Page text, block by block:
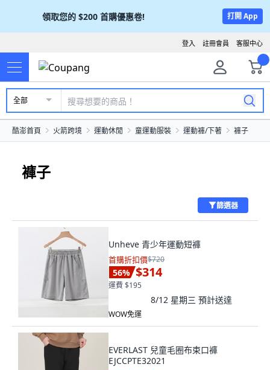
領取您的 $200 首購優惠卷! 打開 App
客服中心
註冊會員
登入
全部
酷澎首頁 火箭跨境 運動休閒 童運動服裝 運動褲/下著 褲子
褲子
篩選器
Unheve 青少年運動短褲
首購折扣價$720
56% $314
運費 $195
8/12 星期三 預計送達
WOW免運
EVERLAST 兒童毛圈布束口褲
EJCCPTE32021